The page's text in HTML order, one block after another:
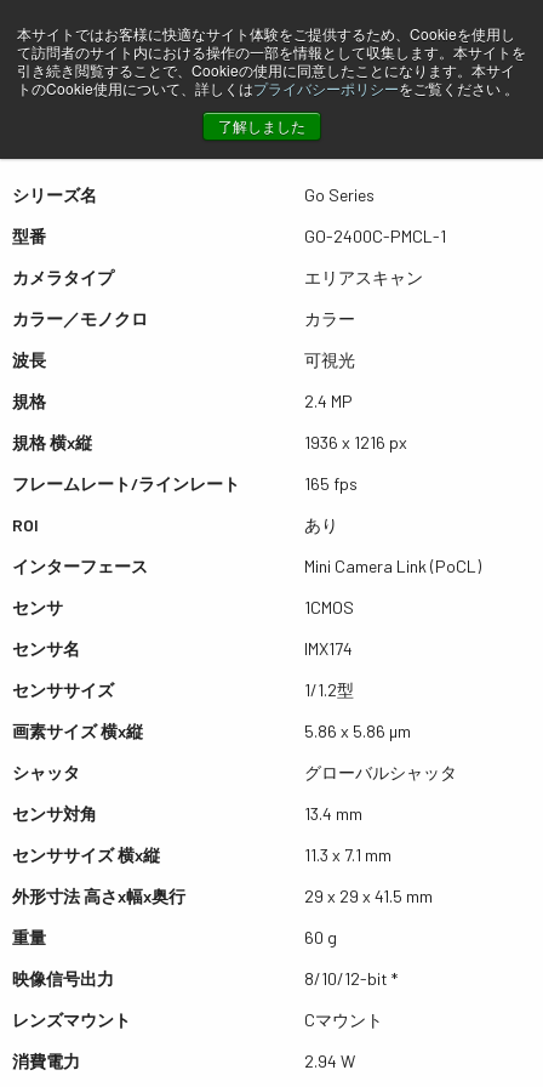
本サイトではお客様に快適なサイト体験をご提供するため、Cookieを使用し
て訪問者のサイト内における操作の一部を情報として収集します。本サイトを
引き続き閲覧することで、Cookieの使用に同意したことになります。本サイ
トのCookie使用について、詳しくはプライバシーポリシーをご覧ください 。
了解しました
プレビュー GO-2400C-PMCL-1
表は左右にスワイプできます
シリーズ名
Go Series
型番
GO-2400C-PMCL-1
カメラタイプ
エリアスキャン
カラー／モノクロ
カラー
波長
可視光
規格
2.4 MP
規格 横x縦
1936 x 1216 px
フレームレート/ラインレート
165 fps
ROI
あり
インターフェース
Mini Camera Link (PoCL)
センサ
1CMOS
センサ名
IMX174
センササイズ
1/1.2型
画素サイズ 横x縦
5.86 x 5.86 µm
シャッタ
グローバルシャッタ
センサ対角
13.4 mm
センササイズ 横x縦
11.3 x 7.1 mm
外形寸法 高さx幅x奥行
29 x 29 x 41.5 mm
重量
60 g
映像信号出力
8/10/12-bit *
レンズマウント
Cマウント
消費電力
2.94 W